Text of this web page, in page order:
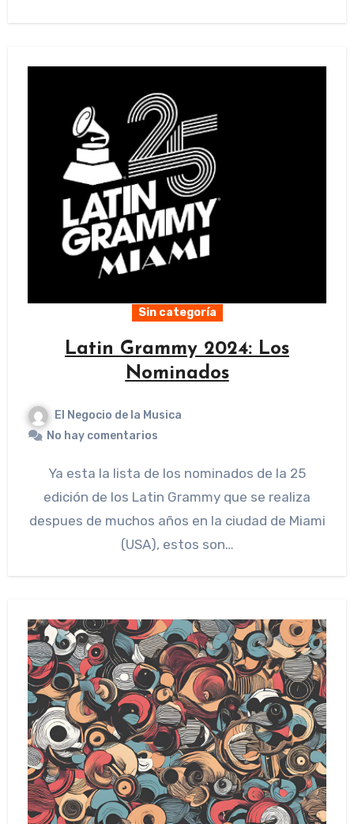
Sin categoría
Latin Grammy 2024: Los
Nominados
El Negocio de la Musica
No hay comentarios
Ya esta la lista de los nominados de la 25
edición de los Latin Grammy que se realiza
despues de muchos años en la ciudad de Miami
(USA), estos son…